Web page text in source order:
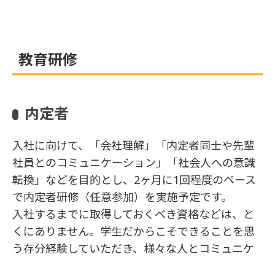
教育研修
内定者
入社に向けて、「会社理解」「内定者同士や先輩
社員とのコミュニケーション」「社会人への意識
転換」などを目的とし、2ヶ月に1回程度のペース
で内定者研修（任意参加）を実施予定です。
入社するまでに取得しておくべき資格などは、と
くにありません。学生だからこそできることを思
う存分経験していただき、様々な人とコミュニケ